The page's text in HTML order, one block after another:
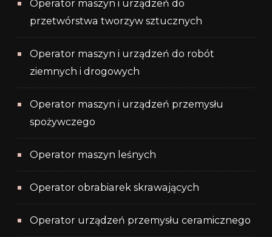
Operator maszyn i urządzeń do
przetwórstwa tworzyw sztucznych
Operator maszyn i urządzeń do robót
ziemnych i drogowych
Operator maszyn i urządzeń przemysłu
spożywczego
Operator maszyn leśnych
Operator obrabiarek skrawających
Operator urządzeń przemysłu ceramicznego